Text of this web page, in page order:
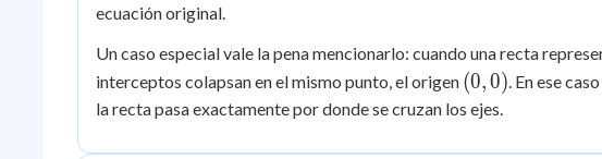
{a}
3
ecuación original.
Un caso especial vale la pena mencionarlo: cuando una recta
interceptos colapsan en el mismo punto, el origen (0,
0)
(0,0) . En ese
la recta pasa exactamente por donde se cruzan los ejes.